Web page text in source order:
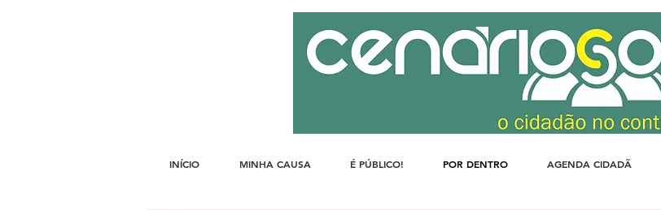
INÍCIO MINHA CAUSA É PÚBLICO! POR DENTRO AGENDA CIDADÃ